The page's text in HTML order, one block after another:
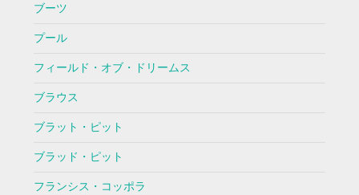
ブーツ
プール
フィールド・オブ・ドリームス
ブラウス
ブラット・ピット
ブラッド・ピット
フランシス・コッポラ